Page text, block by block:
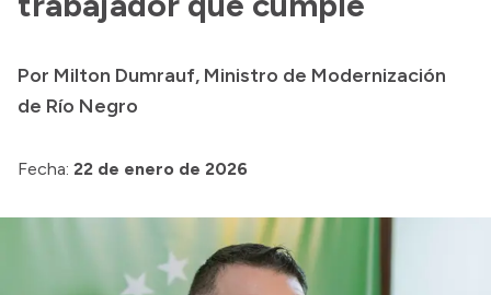
Normativa
Accesos directos
SIU GUARANÍ
CAPACITACIONES
Por Milton Dumrauf, Ministro de Modernización
de Río Negro
Fecha: 22 de enero de 2026